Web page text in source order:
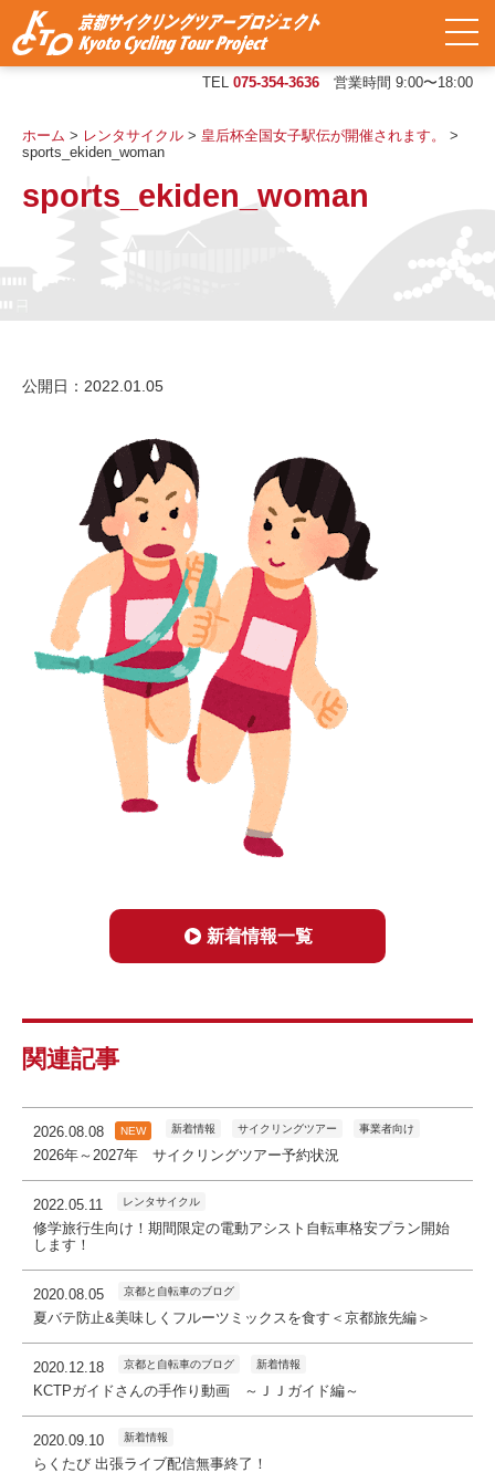
TEL 075-354-3636 営業時間 9:00〜18:00
公開日：2022.01.05
ホーム > レンタサイクル > 皇后杯全国女子駅伝が開催されます。
>
sports_ekiden_woman
sports_ekiden_woman
新着情報一覧
関連記事
2026.08.08 NEW 新着情報 サイクリングツアー 事業者向け
2026年～2027年 サイクリングツアー予約状況
2022.05.11 レンタサイクル
修学旅行生向け！期間限定の電動アシスト自転車格安プラン開始
します！
2020.08.05 京都と自転車のブログ
夏バテ防止&美味しくフルーツミックスを食す＜京都旅先編＞
2020.12.18 京都と自転車のブログ 新着情報
KCTPガイドさんの手作り動画 ～ＪＪガイド編～
2020.09.10 新着情報
らくたび 出張ライブ配信無事終了！